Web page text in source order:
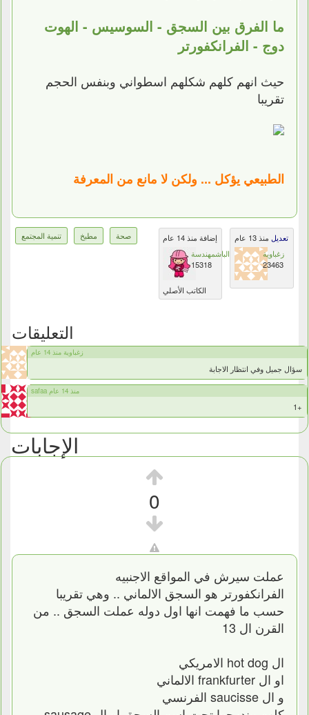
ما الفرق بين السجق - السوسيس - الهوت
دوج - الفرانكفورتر
حيث انهم كلهم شكلهم اسطواني وبنفس الحجم
تقريبا
الطبيعي يؤكل ... ولكن لا مانع من المعرفة
صحة مطبخ تنمية المجتمع
إضافة منذ 14 عام
الباشمهندسة
15318
الكاتب الأصلي
تعديل منذ 13 عام
زغباوية
23463
التعليقات
زغباوية منذ 14 عام
سؤال جميل وفي انتظار الاجابة
safaa منذ 14 عام
+1
الإجابات
0
عملت سيرش في المواقع الاجنبيه
الفرانكفورتر هو السجق الالماني .. وهي تقريبا
حسب ما فهمت انها اول دوله عملت السجق .. من
القرن ال 13
ال hot dog الامريكي
او ال frankfurter الالماني
و ال saucisse الفرنسي